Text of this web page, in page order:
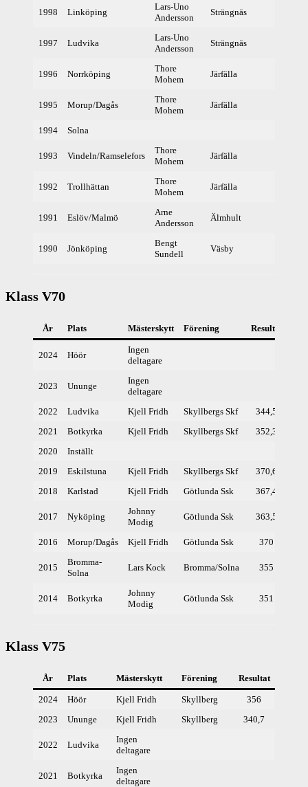
1998 Linköping
Lars-Uno
Andersson
Strängnäs
1997 Ludvika
Lars-Uno
Andersson
Strängnäs
1996 Norrköping
Thore
Mohem
Järfälla
1995 Morup/Dagås
Thore
Mohem
Järfälla
1994 Solna
1993 Vindeln/Ramselefors
Thore
Mohem
Järfälla
1992 Trollhättan
Thore
Mohem
Järfälla
1991 Eslöv/Malmö
Arne
Andersson
Älmhult
1990 Jönköping
Bengt
Sundell
Väsby
Klass V70
År Plats Mästerskytt Förening Resultat
2024 Höör
Ingen
deltagare
2023 Ununge
Ingen
deltagare
2022
Ludvika Kjell Fridh Skyllbergs Skf
344,5
2021
Botkyrka Kjell Fridh Skyllbergs Skf
352,3
2020
Inställt
2019
Eskilstuna Kjell Fridh Skyllbergs Skf
370,6
2018
Karlstad Kjell Fridh Götlunda Ssk 367,4
2017 Nyköping
Johnny
Modig
Götlunda Ssk 363,5
2016 Morup/Dagås Kjell Fridh Götlunda Ssk 370
2015
Bromma-
Solna
Lars Kock Bromma/Solna 355
2014 Botkyrka
Johnny
Modig
Götlunda Ssk 351
Klass V75
År Plats Mästerskytt Förening Resultat
2024 Höör Kjell Fridh Skyllberg
356
2023
Ununge Kjell Fridh Skyllberg 340,7
2022 Ludvika
Ingen
deltagare
2021 Botkyrka
Ingen
deltagare